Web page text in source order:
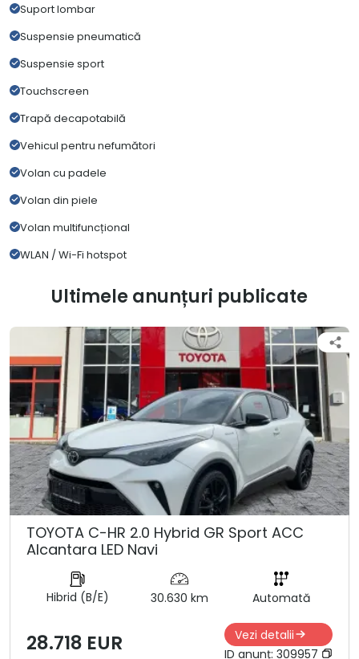
Suport lombar
Suspensie pneumatică
Suspensie sport
Touchscreen
Trapă decapotabilă
Vehicul pentru nefumători
Volan cu padele
Volan din piele
Volan multifuncțional
WLAN / Wi-Fi hotspot
Ultimele anunțuri publicate
TOYOTA C-HR 2.0 Hybrid GR Sport ACC
Alcantara LED Navi
Hibrid (B/E) 30.630 km Automată
28.718 EUR
Vezi detalii
ID anunț: 309957